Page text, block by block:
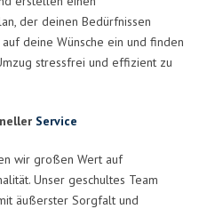
der deinen Bedürfnissen
deine Wünsche ein und finden
stressfrei und effizient zu
Service
wir großen Wert auf
Unser geschultes Team
äußerster Sorgfalt und